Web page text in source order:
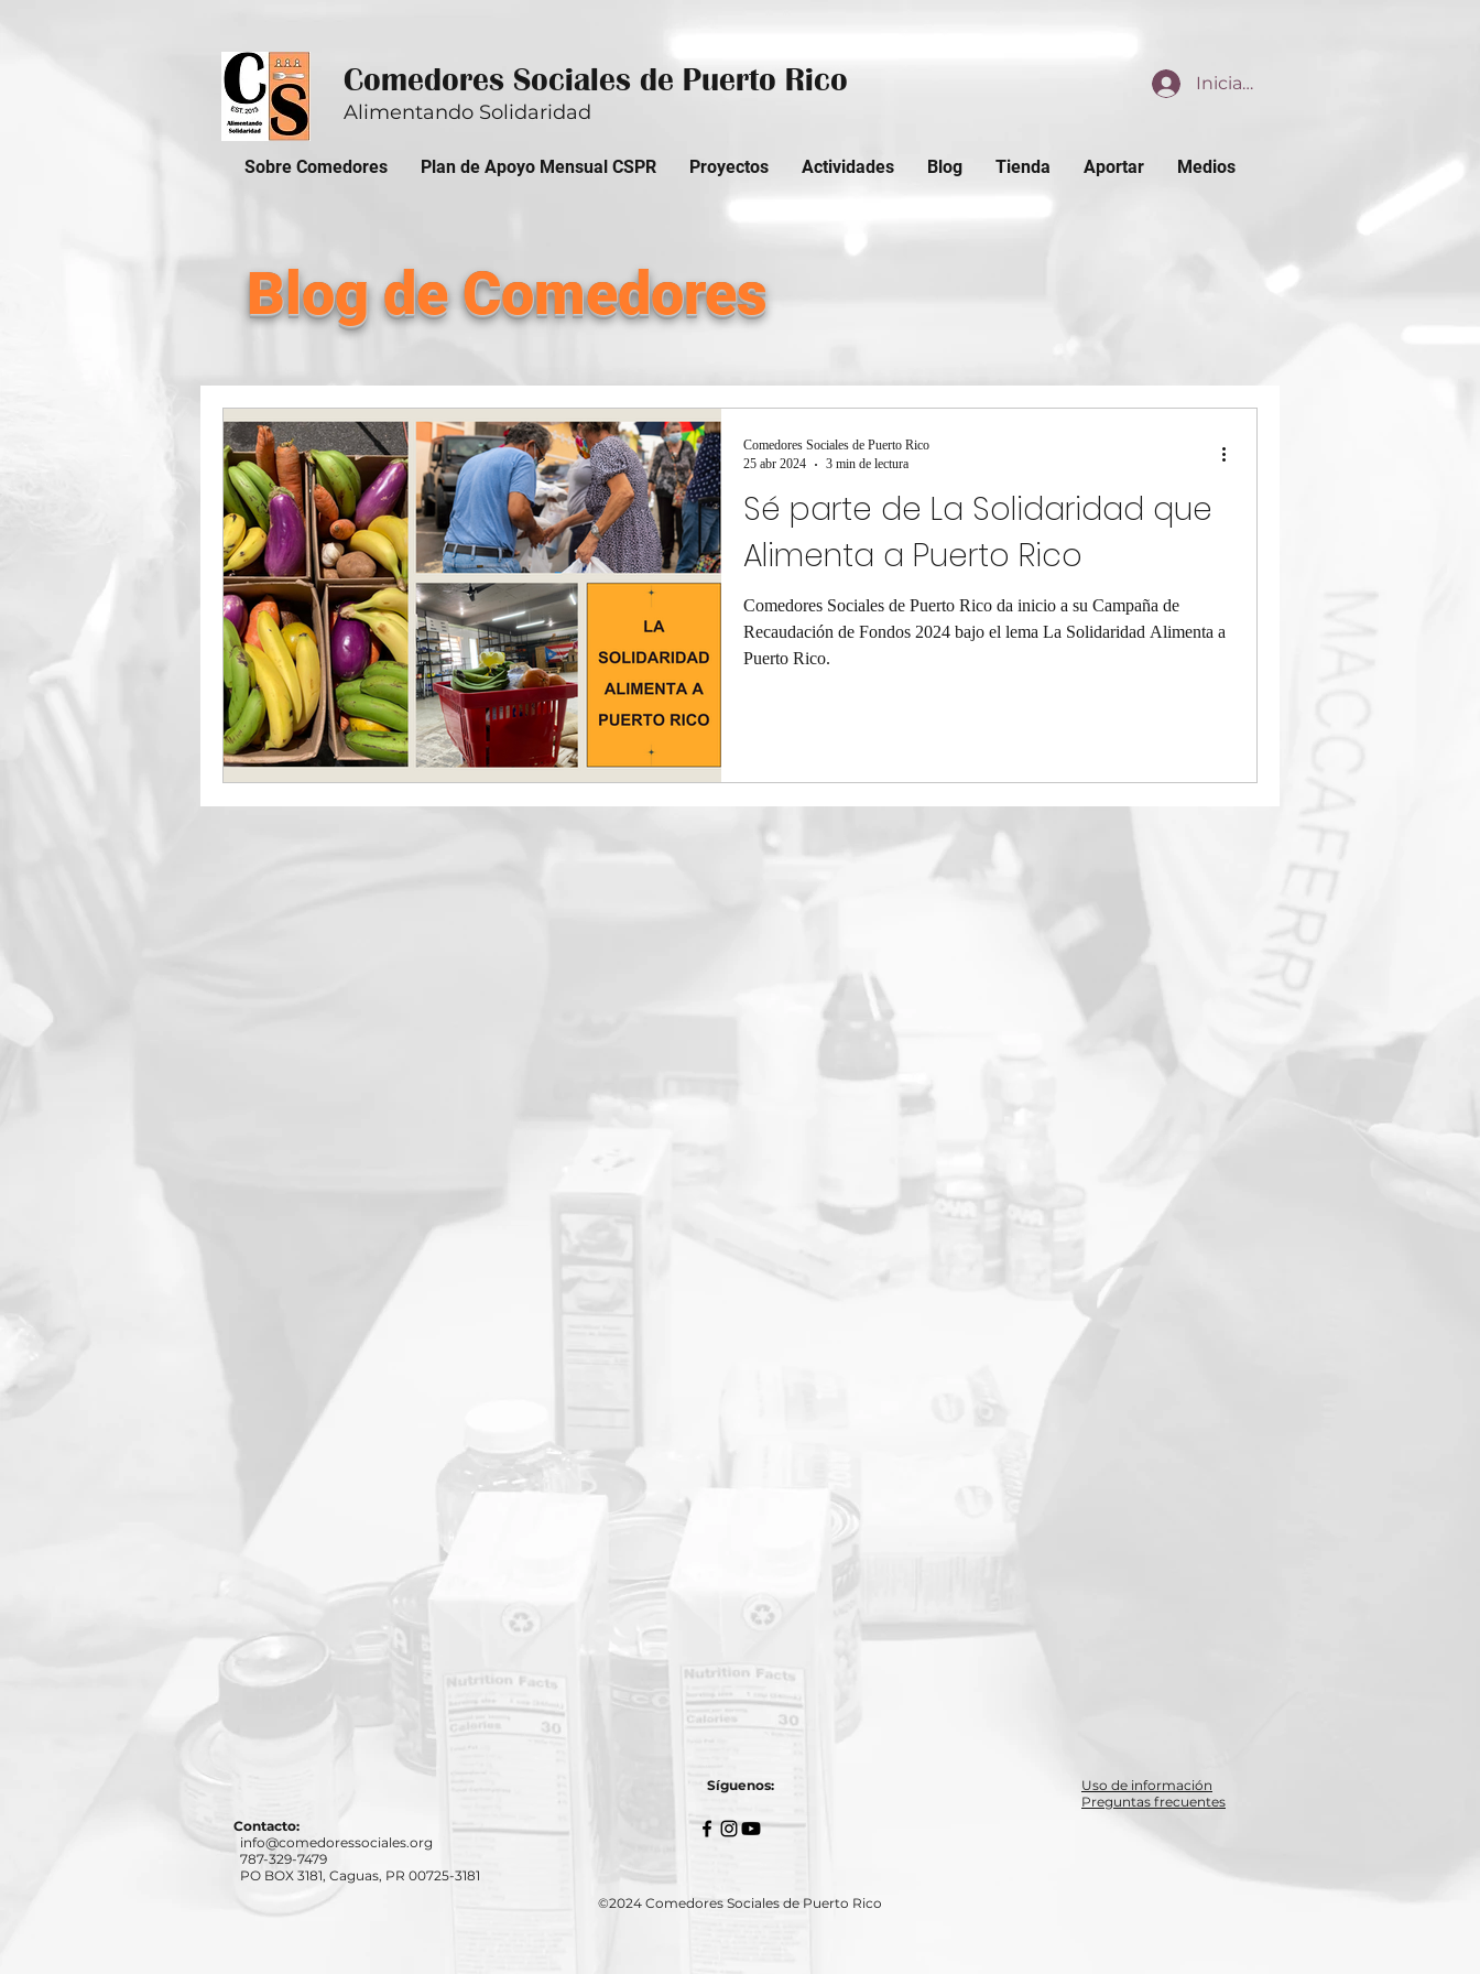
Comedores Sociales de Puerto Rico
Alimentando Solidaridad
Iniciar sesión
Sobre Comedores Plan de Apoyo Mensual CSPR Proyectos Actividades Blog Tienda Aportar Medios
Blog de Comedores
Sé parte de La Solidaridad que
Alimenta a Puerto Rico
Comedores Sociales de Puerto Rico da inicio a su Campaña de
Recaudación de Fondos 2024 bajo el lema La Solidaridad Alimenta a
Puerto Rico.
Comedores Sociales de Puerto Rico
25 abr 2024
3 min de lectura
Síguenos:
Uso de información
Preguntas frecuentes
Contacto:
info@comedoressociales.org
787-329-7479
PO BOX 3181, Caguas, PR 00725-3181
©2024 Comedores Sociales de Puerto Rico